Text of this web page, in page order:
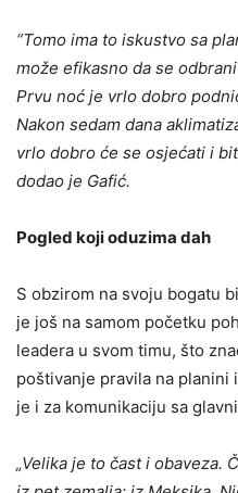
“Tomo ima to iskustvo sa
može efikasno da se
Prvu noć je vrlo dobro
Nakon sedam dana
vrlo dobro će se osjećati i
dodao je Gafić.
Pogled koji oduzima dah
S obzirom na svoju bogatu
je još na samom početku
leadera u svom timu, što
poštivanje pravila na planini
je i za komunikaciju sa
„Velika je to čast i obaveza.